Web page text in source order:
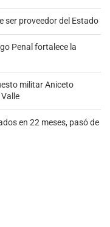
ser proveedor del Estado
Penal fortalece la
militar Aniceto
en 22 meses, pasó de